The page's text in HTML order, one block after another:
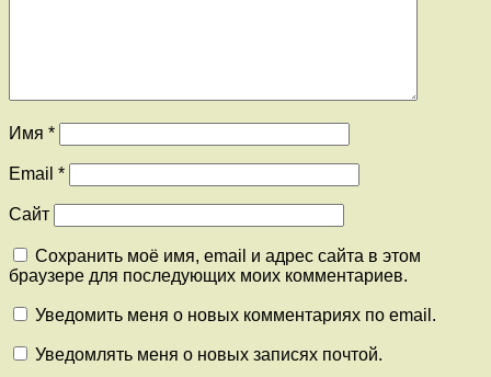
Имя *
Email *
Сайт
Сохранить моё имя, email и адрес сайта в этом
браузере для последующих моих комментариев.
Уведомить меня о новых комментариях по email.
Уведомлять меня о новых записях почтой.